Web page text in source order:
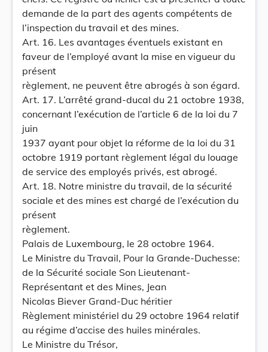
demande de la part des agents compétents de
l’inspection du travail et des mines.
Art. 16. Les avantages éventuels existant en
faveur de l’employé avant la mise en vigueur du
présent
règlement, ne peuvent être abrogés à son égard.
Art. 17. L’arrêté grand-ducal du 21 octobre 1938,
concernant l’exécution de l’article 6 de la loi du 7
juin
1937 ayant pour objet la réforme de la loi du 31
octobre 1919 portant règlement légal du louage
de service des employés privés, est abrogé.
Art. 18. Notre ministre du travail, de la sécurité
sociale et des mines est chargé de l’exécution du
présent
règlement.
Palais de Luxembourg, le 28 octobre 1964.
Le Ministre du Travail, Pour la Grande-Duchesse:
de la Sécurité sociale Son Lieutenant-
Représentant et des Mines, Jean
Nicolas Biever Grand-Duc héritier
Règlement ministériel du 29 octobre 1964 relatif
au régime d’accise des huiles minérales.
Le Ministre du Trésor,